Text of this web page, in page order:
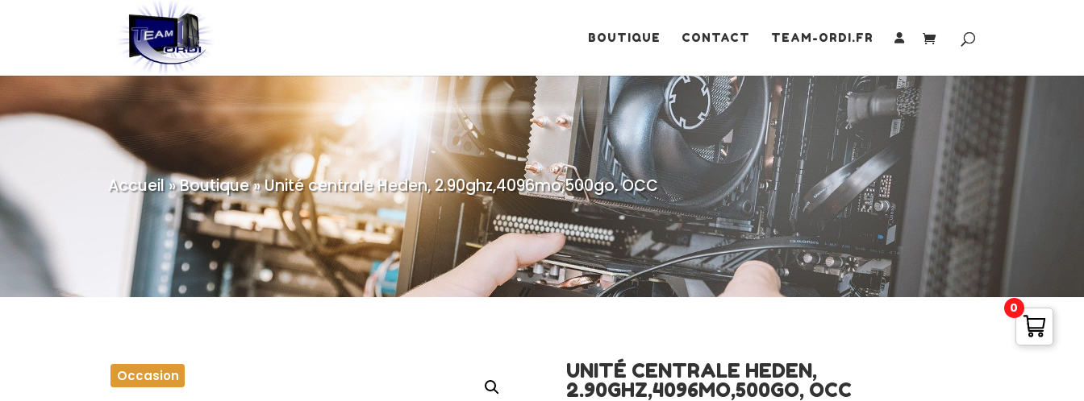
BOUTIQUE CONTACT TEAM-ORDI.FR
Accueil»Boutique»Unité centrale Heden, 2.90ghz,4096mo,500go, OCC
Occasion
UNITÉ CENTRALE HEDEN,
2.90GHZ,4096MO,500GO, OCC
0